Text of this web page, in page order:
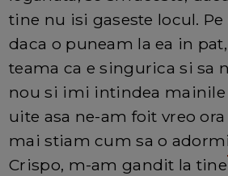
tine nu isi gaseste locul. Pe
daca o puneam la ea in
teama ca e singurica si sa
nou si imi intindea mainile
uite asa ne-am foit vreo
mai stiam cum sa o
Crispo, m-am gandit la tine